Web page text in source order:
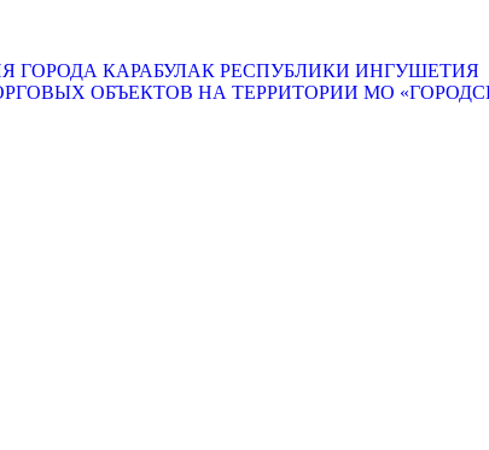
КАРАБУЛАК РЕСПУБЛИКИ ИНГУШЕТИЯ
ОБЪЕКТОВ НА ТЕРРИТОРИИ МО